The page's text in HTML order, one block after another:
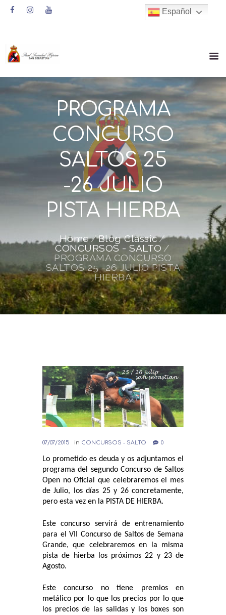
PROGRAMA
CONCURSO
SALTOS 25
-26 JULIO
PISTA HIERBA
Home
Blog Classic
CONCURSOS - SALTO
PROGRAMA CONCURSO
SALTOS 25 -26 JULIO PISTA
HIERBA
07/07/2015 in CONCURSOS - SALTO 0
Lo prometido es deuda y os adjuntamos el
programa del segundo Concurso de Saltos
Open no Oficial que celebraremos el mes
de Julio, los días 25 y 26 concretamente,
pero esta vez en la PISTA DE HIERBA.
Este concurso servirá de entrenamiento
para el VII Concurso de Saltos de Semana
Grande, que celebraremos en la misma
pista de hierba los próximos 22 y 23 de
Agosto.
Este concurso no tiene premios en
metálico por lo que los precios por lo que
los precios de las salidas y los boxes son
Español